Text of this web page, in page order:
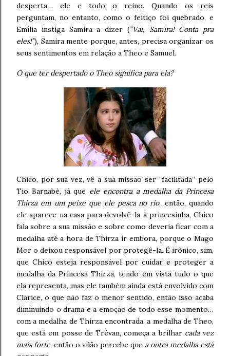
desperta… ele e todo o reino. Quando os reis
perguntam, no entanto, como o feitiço foi quebrado, e
Emília instiga Samira a dizer (“Vai, Samira! Conta pra
eles!”), Samira mente porque, antes, precisa organizar os
seus sentimentos em relação a Theo e Samuel.
O que ter despertado o Theo significa para ela?
Chico, por sua vez, vê a sua missão ser “facilitada” pelo
Tio Barnabé, já que ele encontra a medalha da Princesa
Thirza em um peixe que ele pesca no rio…então, quando
ele aparece na casa para devolvê-la à princesinha, Chico
fala sobre a sua missão e sobre como deveria ficar com a
medalha até a hora de Thirza ir embora, porque o Mago
Mor o deixou responsável por protegê-la. É irônico, sim,
que Chico esteja responsável por cuidar e proteger a
medalha da Princesa Thirza, tendo em vista tudo o que
ela representa, mas ele também ainda está envolvido com
Clarice, o que não faz o menor sentido, então isso acaba
diminuindo o drama e a emoção de todo esse momento…
com a medalha de Thirza encontrada, a medalha de Theo,
que está em posse de Trévan, começa a brilhar cada vez
mais forte, então o vilão percebe que a outra medalha está